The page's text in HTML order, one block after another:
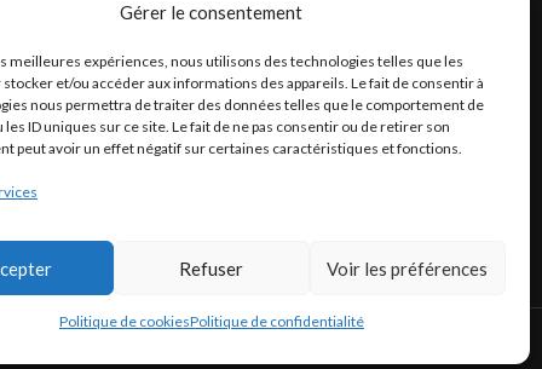
Gérer le consentement
meilleures expériences, nous utilisons des technologies telles que les
et/ou accéder aux informations des appareils. Le fait de consentir à
nous permettra de traiter des données telles que le comportement de
les ID uniques sur ce site. Le fait de ne pas consentir ou de retirer son
peut avoir un effet négatif sur certaines caractéristiques et fonctions.
Refuser Voir les préférences
Politique de cookiesPolitique de confidentialité
Législation Eau
Législation Lubrifiant
Législation Phytosanitaire